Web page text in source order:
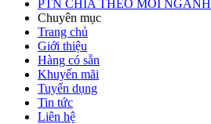
PTN CHIA THEO MỖI NGÀNH
Chuyên mục
Trang chủ
Giới thiệu
Hàng có sẵn
Khuyến mãi
Tuyển dụng
Tin tức
Liên hệ